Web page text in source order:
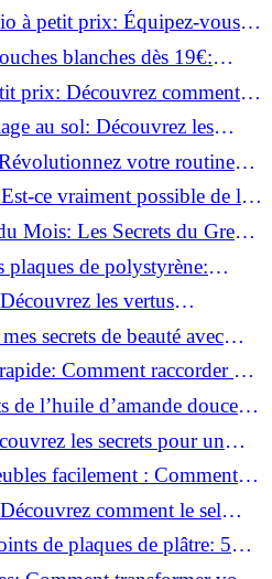
à petit prix: Équipez-vous
blanches dès 19€:
offres!
prix: Découvrez comment
de 50€!au sol: Découvrez les
votre routine
ce vraiment possible de les
Mois: Les Secrets du Green
plaques de polystyrène:
sans effort !
les vertus
de coco!
secrets de beauté avec
Comment raccorder un
de l’huile d’amande douce :
l'adopter!les secrets pour un
facilement : Comment
en un clin d'œil !comment le sel
de plaques de plâtre: 5
les fissures!